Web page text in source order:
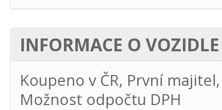
INFORMACE O VOZIDLE
Koupeno v ČR, První
Možnost odpočtu DPH